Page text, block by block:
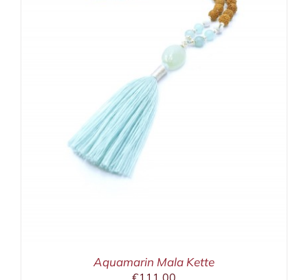
Aquamarin Mala Kette
€111,00